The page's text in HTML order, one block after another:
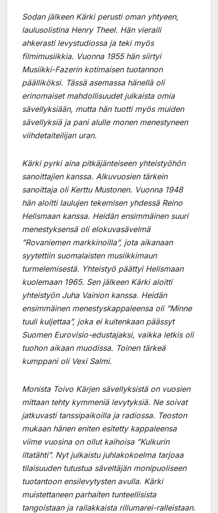
Sodan jälkeen Kärki perusti oman yhtyeen,
laulusolistina Henry Theel. Hän vieraili
ahkerasti levystudiossa ja teki myös
filmimusiikkia. Vuonna 1955 hän siirtyi
Musiikki-Fazerin kotimaisen tuotannon
päälliköksi. Tässä asemassa hänellä oli
erinomaiset mahdollisuudet julkaista omia
sävellyksiään, mutta hän tuotti myös muiden
sävellyksiä ja pani alulle monen menestyneen
viihdetaiteilijan uran.
Kärki pyrki aina pitkäjänteiseen yhteistyöhön
sanoittajien kanssa. Alkuvuosien tärkein
sanoittaja oli Kerttu Mustonen. Vuonna 1948
hän aloitti laulujen tekemisen yhdessä Reino
Helismaan kanssa. Heidän ensimmäinen suuri
menestyksensä oli elokuvasävelmä
”Rovaniemen markkinoilla”, jota aikanaan
syytettiin suomalaisten musiikkimaun
turmelemisestä. Yhteistyö päättyi Helismaan
kuolemaan 1965. Sen jälkeen Kärki aloitti
yhteistyön Juha Vainion kanssa. Heidän
ensimmäinen menestyskappaleensa oli ”Minne
tuuli kuljettaa”, joka ei kuitenkaan päässyt
Suomen Eurovisio-edustajaksi, vaikka letkis oli
tuohon aikaan muodissa. Toinen tärkeä
kumppani oli Vexi Salmi.
Monista Toivo Kärjen sävellyksistä on vuosien
mittaan tehty kymmeniä levytyksiä. Ne soivat
jatkuvasti tanssipaikoilla ja radiossa. Teoston
mukaan hänen eniten esitetty kappaleensa
viime vuosina on ollut kaihoisa ”Kulkurin
iltatähti”. Nyt julkaistu juhlakokoelma tarjoaa
tilaisuuden tutustua säveltäjän monipuoliseen
tuotantoon ensilevytysten avulla. Kärki
muistettaneen parhaiten tunteellisista
tangoistaan ja railakkaista rillumarei-ralleistaan.